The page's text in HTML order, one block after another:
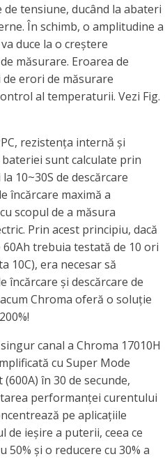
tensiune, ducând la abateri
În schimb, o amplitudine a
duce la o creștere
măsurare. Eroarea de
erori de măsurare
al temperaturii. Vezi Fig.
rezistența internă și
sunt calculate prin
10~30S de descărcare
încărcare maximă a
scopul de a măsura
Prin acest principiu, dacă
trebuia testată de 10 ori
10C), era necesar să
încărcare și descărcare de
Chroma oferă o soluție
canal a Chroma 17010H
cu Super Mode
în 30 de secunde,
performanței curentului
pe aplicațiile
de ieșire a puterii, ceea ce
50% și o reducere cu 30% a